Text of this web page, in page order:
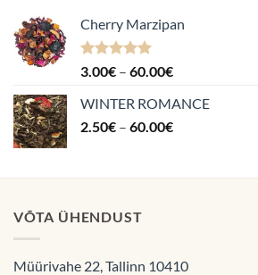
Cherry Marzipan
Hinnanguga
3.00€ – 60.00€Hinnavahemik:
kuni
60.00€
WINTER ROMANCE
2.50€ – 60.00€Hinnavahemik:
60.00€
VÕTA ÜHENDUST
Müürivahe 22, Tallinn 10410